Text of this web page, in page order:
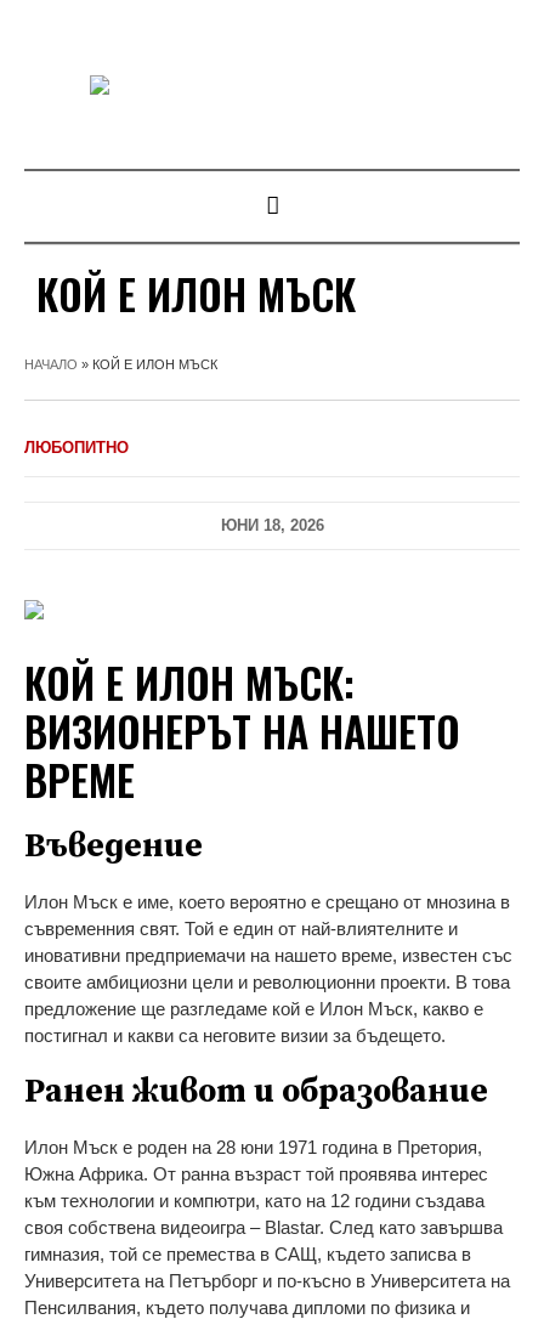
КОЙ Е ИЛОН МЪСК
НАЧАЛО » КОЙ Е ИЛОН МЪСК
ЛЮБОПИТНО
ЮНИ 18, 2026
КОЙ Е ИЛОН МЪСК:
ВИЗИОНЕРЪТ НА НАШЕТО
ВРЕМЕ
Въведение
Илон Мъск е име, което вероятно е срещано от мнозина в
съвременния свят. Той е един от най-влиятелните и
иновативни предприемачи на нашето време, известен със
своите амбициозни цели и революционни проекти. В това
предложение ще разгледаме кой е Илон Мъск, какво е
постигнал и какви са неговите визии за бъдещето.
Ранен живот и образование
Илон Мъск е роден на 28 юни 1971 година в Претория,
Южна Африка. От ранна възраст той проявява интерес
към технологии и компютри, като на 12 години създава
своя собствена видеоигра – Blastar. След като завършва
гимназия, той се премества в САЩ, където записва в
Университета на Петърборг и по-късно в Университета на
Пенсилвания, където получава дипломи по физика и